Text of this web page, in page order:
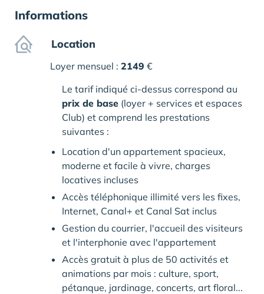
Informations
Location
Loyer mensuel : 2149 €
Le tarif indiqué ci-dessus correspond au
prix de base (loyer + services et espaces
Club) et comprend les prestations
suivantes :
Location d'un appartement spacieux,
moderne et facile à vivre, charges
locatives incluses
Accès téléphonique illimité vers les fixes,
Internet, Canal+ et Canal Sat inclus
Gestion du courrier, l'accueil des visiteurs
et l'interphonie avec l'appartement
Accès gratuit à plus de 50 activités et
animations par mois : culture, sport,
pétanque, jardinage, concerts, art floral...